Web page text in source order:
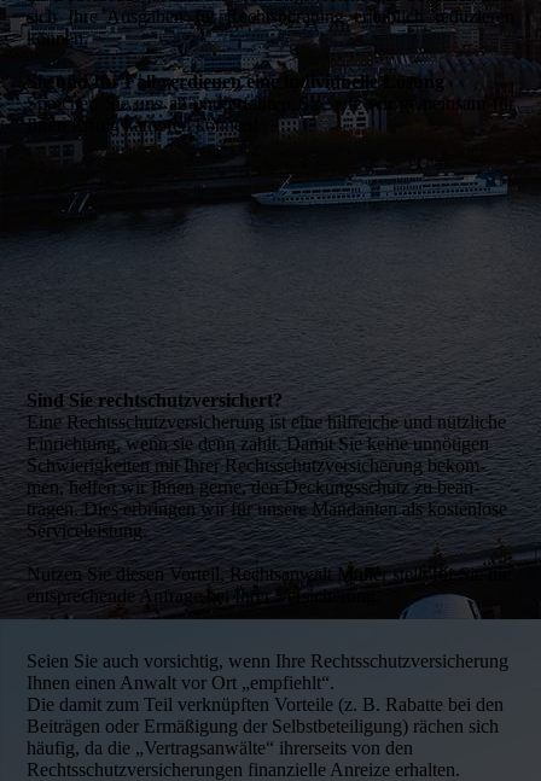
sich Ihre Ausgaben für Rechtsberatung erheblich reduzieren
können.
Sie und Ihr Fall verdienen eine individuelle Lösung
Sprechen Sie uns an und erfahren Sie, wie wir gemeinsam für
Ihren Erfolg kämpfen können!
Sind Sie rechtschutzversichert?
Eine Rechtsschutzversicherung ist eine hilfreiche und nützliche
Einrichtung, wenn sie denn zahlt. Damit Sie keine unnötigen
Schwierig­keiten mit Ihrer Rechtsschutzversicherung bekom­
men, helfen wir Ihnen gerne, den Deckungsschutz zu be­an­
tragen. Dies erbringen wir für unsere Mandanten als kostenlose
Serviceleistung.
Nutzen Sie diesen Vorteil, Rechtsanwalt Müller stellt für Sie die
entsprechende Anfrage bei Ihrer Versicherung.
Seien Sie auch vorsichtig, wenn Ihre Rechtsschutzversicherung
Ihnen einen Anwalt vor Ort „empfiehlt“.
Die damit zum Teil ver­knüpften Vorteile (z. B. Rabatte bei den
Beiträgen oder Er­mäßigung der Selbstbeteiligung) rächen sich
häufig, da die „Vertragsanwälte“ ihrerseits von den
Rechtsschutz­­ver­sich­erungen finanzielle Anreize erhalten.